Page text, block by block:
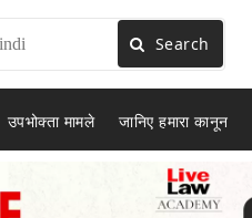
Search
उपभोक्ता मामले जानिए हमारा कानून